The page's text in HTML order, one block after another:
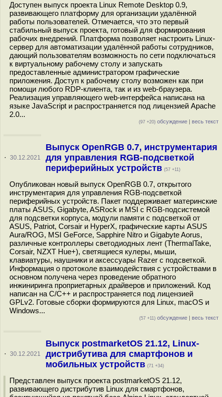
Доступен выпуск проекта Linux Remote Desktop 0.9,
развивающего платформу для организации удалённой
работы пользователей. Отмечается, что это первый
стабильный выпуск проекта, готовый для формирования
рабочих внедрений. Платформа позволяет настроить Linux-
сервер для автоматизации удалённой работы сотрудников,
дающий пользователям возможность по сети подключаться
к виртуальному рабочему столу и запускать
предоставленные администратором графические
приложения. Доступ к рабочему столу возможен как при
помощи любого RDP-клиента, так и из web-браузера.
Реализация управляющего web-интерфейса написана на
языке JavaScript и распространяется под лицензией Apache
2.0...
(97 +20) обсуждение | весь текст
· 30.12.2021
Выпуск OpenRGB 0.7, инструментария
для управления RGB-подсветкой
периферийных устройств (57 +11)
Опубликован новый выпуск OpenRGB 0.7, открытого
инструментария для управления RGB-подсветкой
периферийных устройств. Пакет поддерживает материнские
платы ASUS, Gigabyte, ASRock и MSI с RGB-подсистемой
для подсветки корпуса, модули памяти с подсветкой от
ASUS, Patriot, Corsair и HyperX, графические карты ASUS
Aura/ROG, MSI GeForce, Sapphire Nitro и Gigabyte Aorus,
различные контроллеры светодиодных лент (ThermalTake,
Corsair, NZXT Hue+), светящиеся кулеры, мыши,
клавиатуры, наушники и аксессуары Razer с подсветкой.
Информация о протоколе взаимодействия с устройствами в
основном получена через проведение обратного
инжиниринга проприетарных драйверов и приложений. Код
написан на C/C++ и распространяется под лицензией
GPLv2. Готовые сборки формируются для Linux, macOS и
Windows...
(57 +11) обсуждение | весь текст
· 30.12.2021
Выпуск postmarketOS 21.12, Linux-
дистрибутива для смартфонов и
мобильных устройств (71 +34)
Представлен выпуск проекта postmarketOS 21.12,
развивающего дистрибутив Linux для смартфонов,